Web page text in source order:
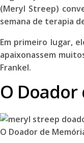
(Meryl Streep)
semana de terapia
Em primeiro lugar,
apaixonassem
Frankel.
O Doador
O Doador de